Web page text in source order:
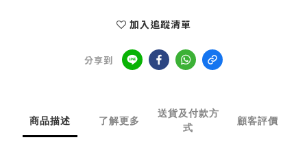
加入追蹤清單
分享到
商品描述 了解更多
送貨及付款方
式
顧客評價